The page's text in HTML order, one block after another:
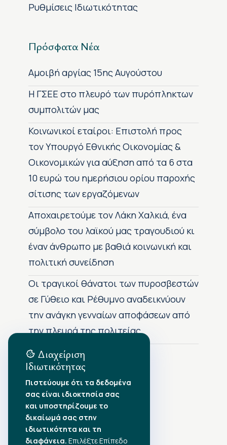
Ρυθμίσεις Ιδιωτικότητας
Πρόσφατα Νέα
Αμοιβή αργίας 15ης Αυγούστου
H ΓΣΕΕ στο πλευρό των πυρόπληκτων
συμπολιτών μας
Κοινωνικοί εταίροι: Επιστολή προς
τον Υπουργό Εθνικής Οικονομίας &
Οικονομικών για αύξηση από τα 6 στα
10 ευρώ του ημερήσιου ορίου παροχής
σίτισης των εργαζόμενων
Αποχαιρετούμε τον Λάκη Χαλκιά, ένα
σύμβολο του λαϊκού μας τραγουδιού κι
έναν άνθρωπο με βαθιά κοινωνική και
πολιτική συνείδηση
Οι τραγικοί θάνατοι των πυροσβεστών
σε Γύθειο και Ρέθυμνο αναδεικνύουν
την ανάγκη γενναίων αποφάσεων από
την πλευρά της πολιτείας
Αρχείο Δημοσιεύσεων
•Αύγουστος 2026
•Ιούλιος 2026
•Ιούνιος 2026
•Μάιος 2026
•Απρίλιος 2026
Διαχείριση
Ιδιωτικότητας
Πιστεύουμε ότι τα δεδομένα
σας είναι ιδιοκτησία σας
και υποστηρίζουμε το
δικαίωμά σας στην
ιδιωτικότητα και τη
διαφάνεια. Επιλέξτε Επίπεδο